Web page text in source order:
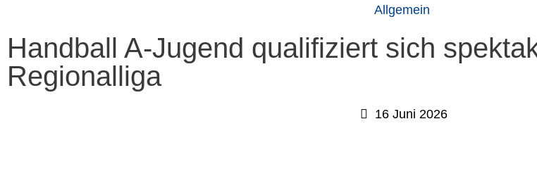
Allgemein
Handball A-Jugend qualifiziert sich
Regionalliga
16 Juni 2026